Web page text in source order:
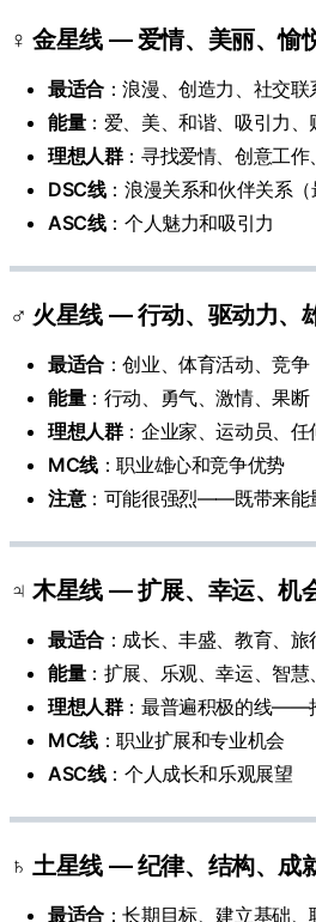
♀️ 金星线 — 爱情、美丽、愉
最适合：浪漫、创造力、社交联
能量：爱、美、和谐、吸引力、
理想人群：寻找爱情、创意工
DSC线：浪漫关系和伙伴关系（
ASC线：个人魅力和吸引力
♂️ 火星线 — 行动、驱动力、
最适合：创业、体育活动、竞争
能量：行动、勇气、激情、果断
理想人群：企业家、运动员、任
MC线：职业雄心和竞争优势
注意：可能很强烈——既带来能
♃ 木星线 — 扩展、幸运、机
最适合：成长、丰盛、教育、旅
能量：扩展、乐观、幸运、智慧
理想人群：最普遍积极的线——
MC线：职业扩展和专业机会
ASC线：个人成长和乐观展望
♄ 土星线 — 纪律、结构、成
最适合：长期目标、建立基础、